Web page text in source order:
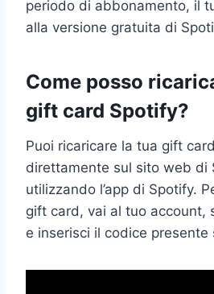
periodo di abbonamento, il
alla versione gratuita di
Come posso
gift card Spotify?
Puoi ricaricare la tua gift
direttamente sul sito web di
utilizzando l’app di Spotify.
gift card, vai al tuo account,
e inserisci il codice